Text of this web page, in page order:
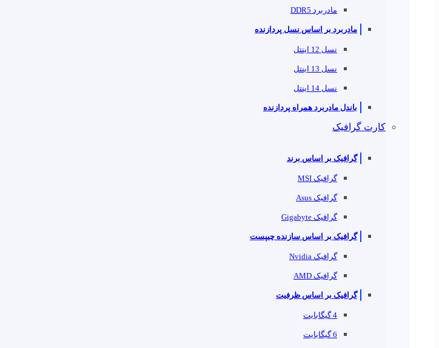
مادربرد DDR5
مادربرد بر اساس نسل پردازنده
نسل 12 اینتل
نسل 13 اینتل
نسل 14 اینتل
باندل مادربرد همراه پردازنده
کارت گرافیک
گرافیک بر اساس برند
گرافیک MSI
گرافیک Asus
گرافیک Gigabyte
گرافیک بر اساس سازنده چیپست
گرافیک Nvidia
گرافیک AMD
گرافیک بر اساس ظرفیت
4 گیگابایت
6 گیگابایت